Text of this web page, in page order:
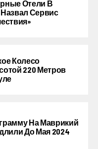
Отели В
Сервис
Колесо
220 Метров
На Маврикий
До Мая 2024